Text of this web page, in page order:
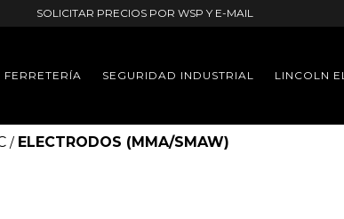
SOLICITAR PRECIOS POR WSP Y E-MAIL
FERRETERÍA SEGURIDAD INDUSTRIAL LINCOLN
/ ELECTRODOS (MMA/SMAW)